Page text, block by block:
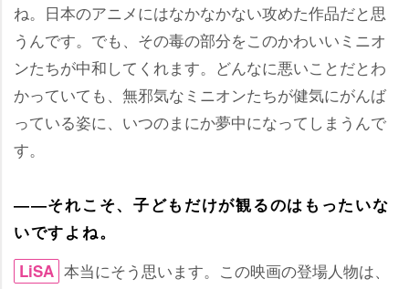
ね。日本のアニメにはなかなかない攻めた作品だと思
うんです。でも、その毒の部分をこのかわいいミニオ
ンたちが中和してくれます。どんなに悪いことだとわ
かっていても、無邪気なミニオンたちが健気にがんば
っている姿に、いつのまにか夢中になってしまうんで
す。
――それこそ、子どもだけが観るのはもったいな
いですよね。
LiSA 本当にそう思います。この映画の登場人物は、